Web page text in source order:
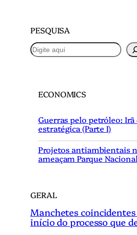
PESQUISA
P
e
ECONOMICS
Guerras pelo petróleo: Irã
estratégica (Parte I)
Projetos antiambientais
ameaçam Parque
GERAL
Manchetes
início do processo que